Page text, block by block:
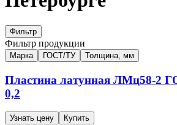
Фильтр
Фильтр продукции
Марка ГОСТ/ТУ Толщина, мм
Пластина латунная ЛМц58-2
0,2
Узнать цену Купить